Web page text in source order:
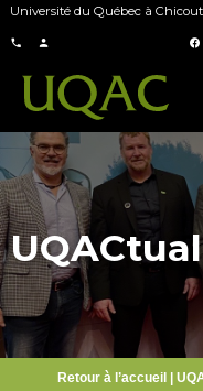
Université du Québec à
Retour à l’accueil |